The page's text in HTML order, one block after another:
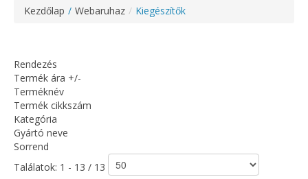
Kezdőlap / Webaruhaz / Kiegészítők
Rendezés
Termék ára +/-
Terméknév
Termék cikkszám
Kategória
Gyártó neve
Sorrend
Találatok: 1 - 13 / 13